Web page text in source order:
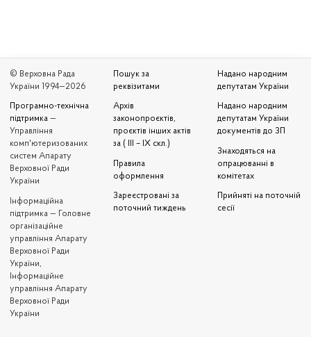
© Верховна Рада
України 1994—2026
Програмно-технічна
підтримка —
Управління
комп'ютеризованих
систем Апарату
Верховної Ради
України
Iнформаційна
підтримка — Головне
організаційне
управління Апарату
Верховної Ради
України,
Інформаційне
управління Апарату
Верховної Ради
України
Пошук за
реквізитами
Архів
законопроєктів,
проєктів інших актів
за ( III – IX скл.)
Правила
оформлення
Зареєстровані за
поточний тиждень
Надано народним
депутатам України
Надано народним
депутатам України
документів до ЗП
Знаходяться на
опрацюванні в
комітетах
Прийняті на поточній
сесії